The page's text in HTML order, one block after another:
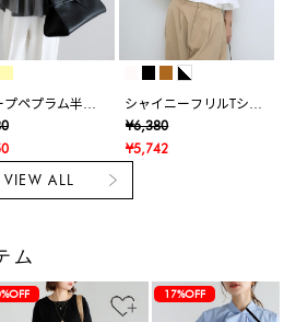
プペプラム半袖
ーデ
シャイニーフリルTシャ
ツ
¥6,380
¥5,742
VIEW ALL
ム
17%OFF